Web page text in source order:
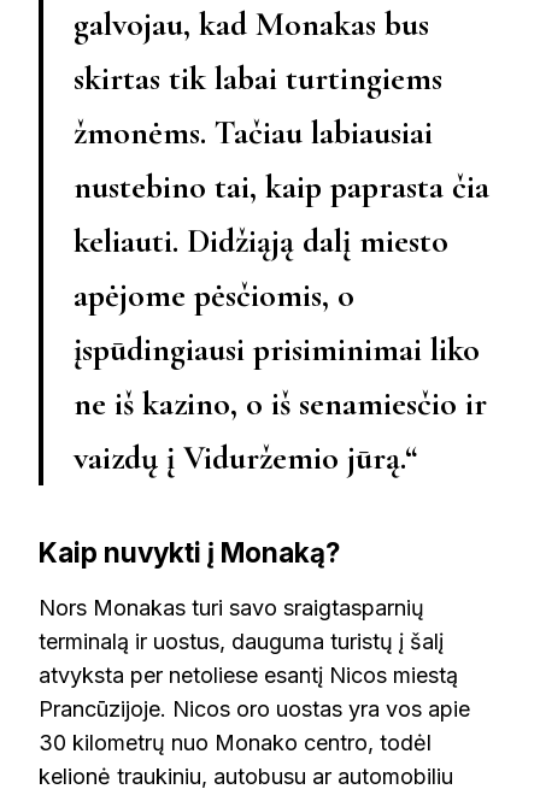
galvojau, kad Monakas bus
skirtas tik labai turtingiems
žmonėms. Tačiau labiausiai
nustebino tai, kaip paprasta čia
keliauti. Didžiąją dalį miesto
apėjome pėsčiomis, o
įspūdingiausi prisiminimai liko
ne iš kazino, o iš senamiesčio ir
vaizdų į Viduržemio jūrą.“
Kaip nuvykti į Monaką?
Nors Monakas turi savo sraigtasparnių
terminalą ir uostus, dauguma turistų į šalį
atvyksta per netoliese esantį Nicos miestą
Prancūzijoje. Nicos oro uostas yra vos apie
30 kilometrų nuo Monako centro, todėl
kelionė traukiniu, autobusu ar automobiliu